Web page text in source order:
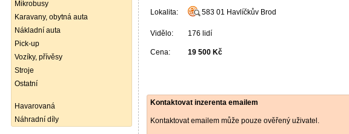
Mikrobusy
Karavany, obytná auta
Nákladní auta
Pick-up
Vozíky, přívěsy
Stroje
Ostatní
Havarovaná
Náhradní díly
Lokalita: 583 01 Havlíčkův Brod
Vidělo: 176 lidí
Cena: 19 500 Kč
Kontaktovat inzerenta emailem
Kontaktovat emailem může pouze ověřený uživatel.